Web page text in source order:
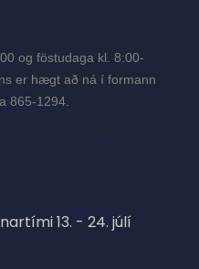
og föstudaga kl. 8:00-
er hægt að ná í formann
865-1294.
13. - 24. júlí